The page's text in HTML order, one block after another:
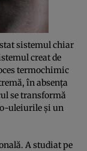
sistemul chiar
creat de
termochimic
în absența
se transformă
uleiurile și un
A studiat pe